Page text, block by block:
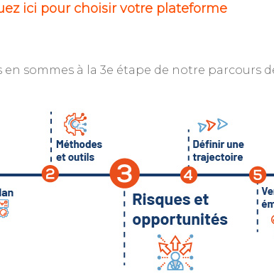
ici pour choisir votre plateforme
en sommes à la 3e étape de notre parcours